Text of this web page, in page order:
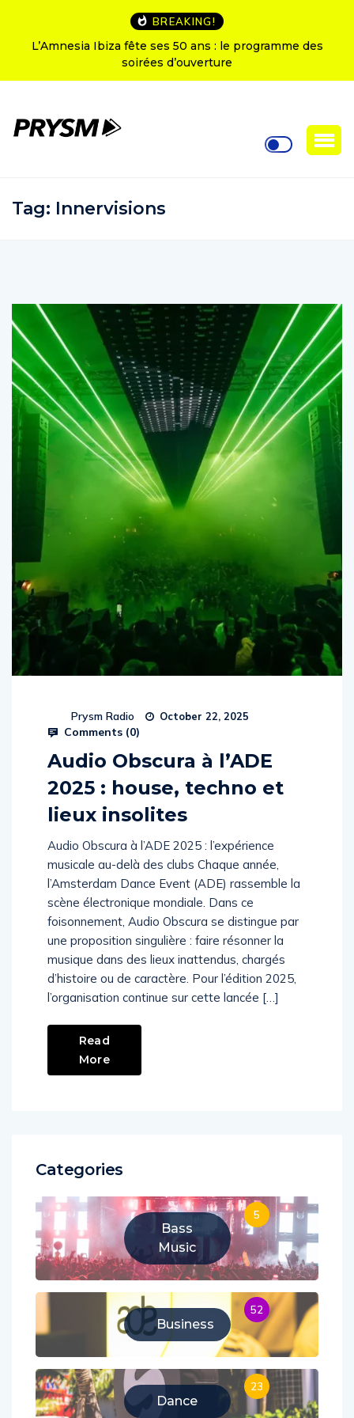
BREAKING!
L’Amnesia Ibiza fête ses 50 ans : le programme des
soirées d’ouverture
Tag: Innervisions
Prysm Radio October 22, 2025
Comments (0)
Audio Obscura à l’ADE
2025 : house, techno et
lieux insolites
Audio Obscura à l’ADE 2025 : l’expérience
musicale au-delà des clubs Chaque année,
l’Amsterdam Dance Event (ADE) rassemble la
scène électronique mondiale. Dans ce
foisonnement, Audio Obscura se distingue par
une proposition singulière : faire résonner la
musique dans des lieux inattendus, chargés
d’histoire ou de caractère. Pour l’édition 2025,
l’organisation continue sur cette lancée […]
Read
More
Categories
Bass
Music
5
Business
52
Dance
23